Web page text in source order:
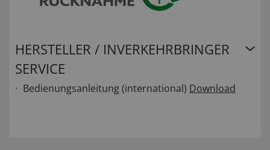
HERSTELLER / INVERKEHRBRINGER
SERVICE
Bedienungsanleitung (international) Download